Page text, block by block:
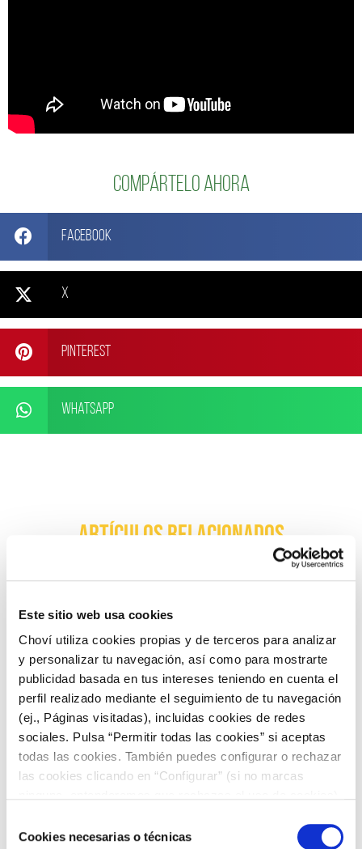
Este sitio web usa cookies
Choví utiliza cookies propias y de terceros para analizar
y personalizar tu navegación, así como para mostrarte
publicidad basada en tus intereses teniendo en cuenta el
perfil realizado mediante el seguimiento de tu navegación
(ej., Páginas visitadas), incluidas cookies de redes
sociales. Pulsa “Permitir todas las cookies” si aceptas
todas las cookies. También puedes configurar o rechazar
las cookies clicando en “Configurar” (si no marcas
COOKIES.
deCookies necesarias o técnicas
Compártelo ahora
Facebook
X
Pinterest
WhatsApp
ARTÍCULOS RELACIONADOS
Seguimos avanzando hacia un modelo de